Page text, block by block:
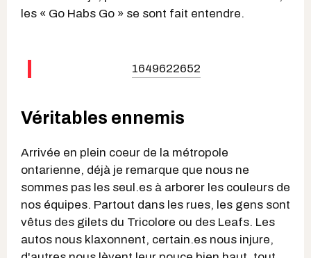
les « Go Habs Go » se sont fait entendre.
1649622652
Véritables ennemis
Arrivée en plein coeur de la métropole
ontarienne, déjà je remarque que nous ne
sommes pas les seul.es à arborer les couleurs de
nos équipes. Partout dans les rues, les gens sont
vêtus des gilets du Tricolore ou des Leafs. Les
autos nous klaxonnent, certain.es nous injure,